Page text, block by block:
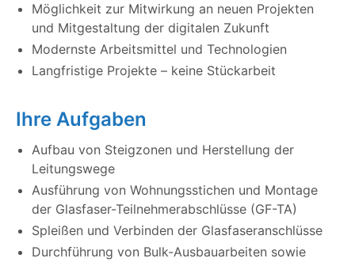
Möglichkeit zur Mitwirkung an neuen Projekten
und Mitgestaltung der digitalen Zukunft
Modernste Arbeitsmittel und Technologien
Langfristige Projekte – keine Stückarbeit
Ihre Aufgaben
Aufbau von Steigzonen und Herstellung der
Leitungswege
Ausführung von Wohnungsstichen und Montage
der Glasfaser-Teilnehmerabschlüsse (GF-TA)
Spleißen und Verbinden der Glasfaseranschlüsse
Durchführung von Bulk-Ausbauarbeiten sowie